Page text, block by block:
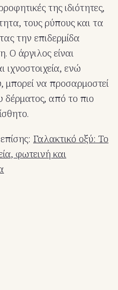
της ιδιότητες,
τους ρύπους και τα
την επιδερμίδα
Ο άργιλος είναι
ιχνοστοιχεία, ενώ
μπορεί να προσαρμοστεί
δέρματος, από το πιο
Γαλακτικό οξύ: Το
φωτεινή και